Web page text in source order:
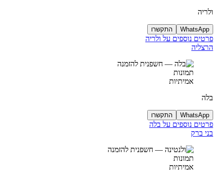
ולריה
WhatsApp התקשרו
פרטים נוספים על ולריה
הרצליה
תמונות
אמיתיות
בלה
WhatsApp התקשרו
פרטים נוספים על בלה
בני ברק
תמונות
אמיתיות